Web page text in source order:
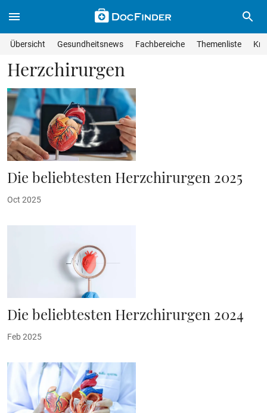
Übersicht Gesundheitsnews Fachbereiche ThemenlisteSuche
Herzchirurgen
Die beliebtesten Herzchirurgen 2025
Oct 2025
Die beliebtesten Herzchirurgen 2024
Feb 2025